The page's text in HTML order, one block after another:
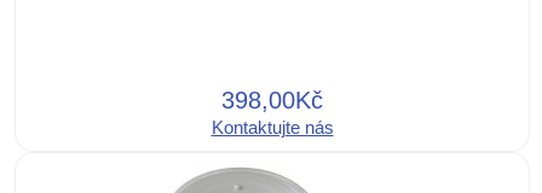
398,00Kč
Kontaktujte nás